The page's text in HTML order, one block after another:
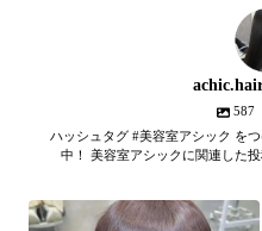
587
ハッシュタグ #美容室アシック を
中！ 美容室アシックに関連した